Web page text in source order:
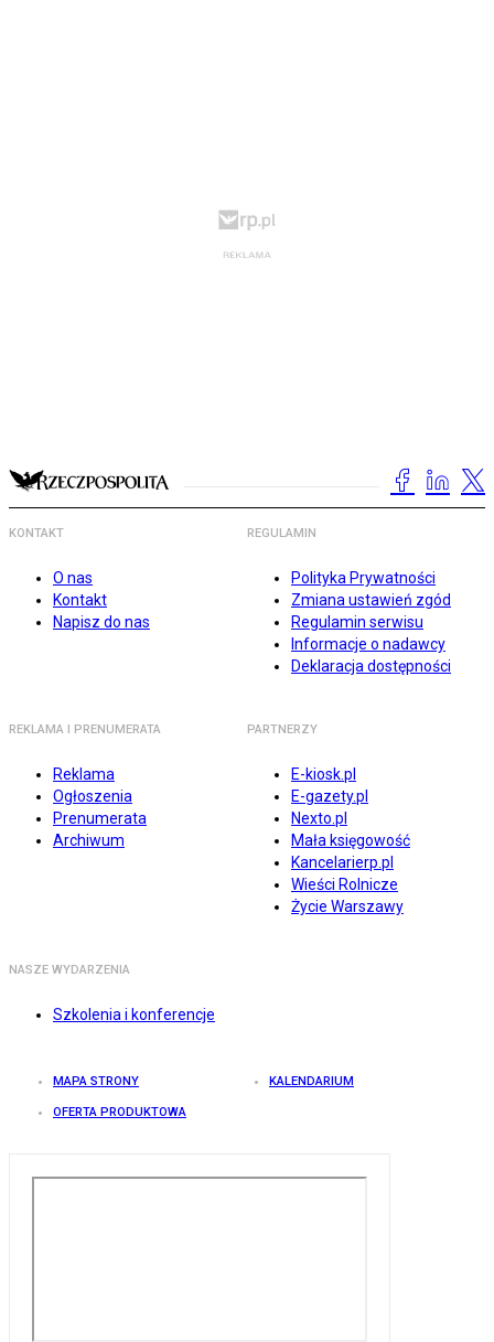
KONTAKT
O nas
Kontakt
Napisz do nas
REGULAMIN
Polityka Prywatności
Zmiana ustawień zgód
Regulamin serwisu
Informacje o nadawcy
Deklaracja dostępności
REKLAMA I PRENUMERATA
Reklama
Ogłoszenia
Prenumerata
Archiwum
PARTNERZY
E-kiosk.pl
E-gazety.pl
Nexto.pl
Mała księgowość
Kancelarierp.pl
Wieści Rolnicze
Życie Warszawy
NASZE WYDARZENIA
Szkolenia i konferencje
MAPA STRONY KALENDARIUM
OFERTA PRODUKTOWA